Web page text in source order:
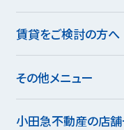
賃貸をご検討の方へ
その他メニュー
小田急不動産の店